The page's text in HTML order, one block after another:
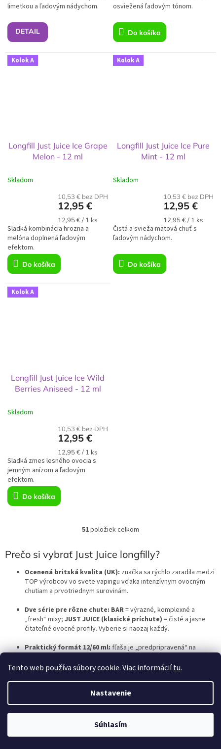
Tento web používa súbory cookie. Viac informáciítu.
Nastavenie
Súhlasím
DETAIL
limetkou a ľadovým nádychom.
Do košíka
osviežená ľadovým tónom.
Kolok A
Longfill Just Juice Ice Grape
Melon - 12 ml
Skladom
10,53 € bez DPH
12,95 €
Jednotková
cena:
12,95 € / 1 ks
Do košíka
Sladká kombinácia hrozna a
melóna doplnená ľadovým
efektom.
Kolok A
Longfill Just Juice Ice Pure
Mint - 12 ml
Skladom
10,53 € bez DPH
12,95 €
Jednotková
cena:
12,95 € / 1 ks
Do košíka
Čistá a svieža mätová chuť s
ľadovým nádychom.
Kolok A
Longfill Just Juice Ice Wild
Berries Aniseed - 12 ml
Skladom
10,53 € bez DPH
12,95 €
Jednotková
cena:
12,95 € / 1 ks
Do košíka
Sladká zmes lesného ovocia s
jemným anízom a ľadovým
efektom.
O
l
á
d
a
c
e
p
r
k
y
v
p
i
s
u
51položiek celkom
Prečo si vybrať Just Juice longfilly?
Ocenená britská kvalita (UK): značka sa rýchlo zaradila medzi
TOP výrobcov vo svete vapingu vďaka intenzívnym ovocným
chutiam a prvotriednym surovinám.
Dve série pre rôzne chute: BAR= výrazné, komplexné a
„fresh“ mixy; JUST JUICE (klasické príchute) = čisté a jasne
čitateľné ovocné profily. Vyberie si naozaj každý.
Praktický formát 12/60 ml:fľaša je „predpripravená“ na
dokupovať množstvo pomôcok na výrobu vlastného e-liquidu. Je
Konzistentná chuť a intenzita:receptúry ladené na plnú,
šťavnatú ovocnosť už od prvého potiahnutia. Napokon, ajJust
Juice hotové liquidyste si u nás veľmi rýchlo obľúbili.